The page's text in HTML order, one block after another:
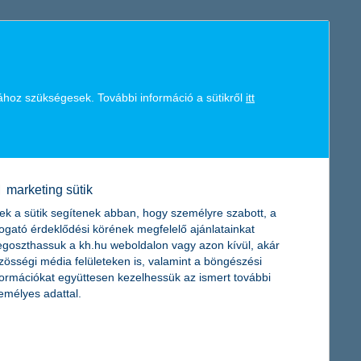
mert a lakatlan nyaralót sokféle kár érheti. Áttekintjük,
sem: a K&H Biztosító online felmérése szerint
szektorban a béren kívüli juttatások kis mértékű
nyújtó cégek aránya. Mint hosszú évek óta mindig, most
a K&H kkv marketing főosztály vezetője.
K&H Biztosítótól
szükségesek. További információ a sütikről itt
marketing sütik
a sütik segítenek abban, hogy személyre szabott, a
érdeklődési körének megfelelő ajánlatainkat
a kh.hu weboldalon vagy azon kívül, akár
média felületeken is, valamint a böngészési
együttesen kezelhessük az ismert további
adattal.